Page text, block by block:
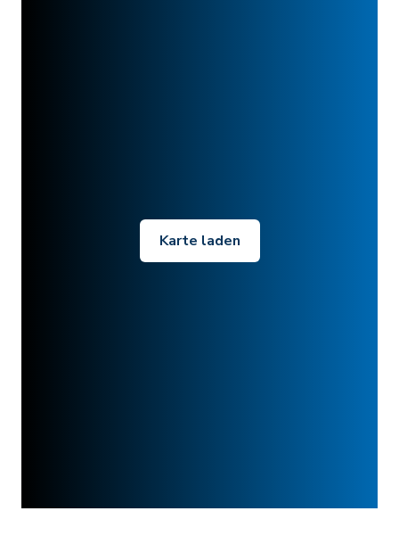
Karte laden